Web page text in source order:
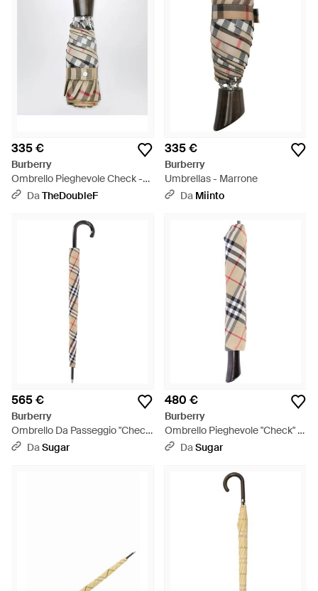
di uscire anche con il temporale.
335 €
Burberry
Ombrello Pieghevole Check -
Metallizzato
DaTheDoubleF
335 €
Burberry
Umbrellas - Marrone
Da Miinto
565 €
Burberry
Ombrello Da Passeggio "Check"
- Bianco
DaSugar
480 €
Burberry
Ombrello Pieghevole "Check" -
Bianco
DaSugar